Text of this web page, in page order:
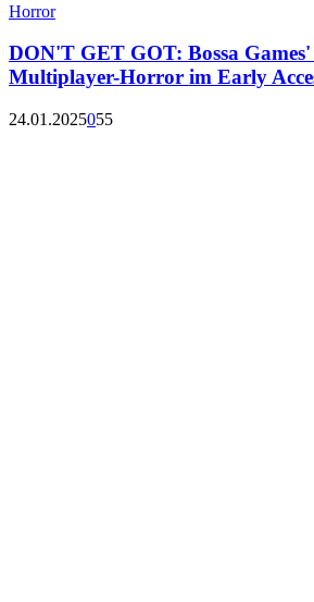
Horror
DON'T GET GOT: Bossa Games'
Multiplayer-Horror im Early
24.01.2025055